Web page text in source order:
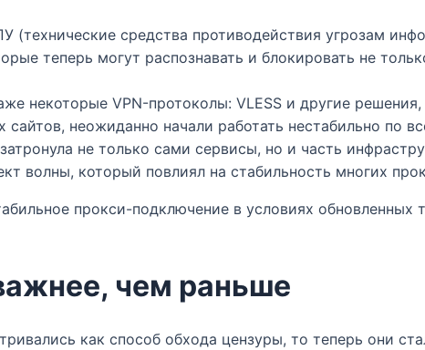
(технические средства противодействия угрозам
теперь могут распознавать и блокировать не
некоторые VPN-протоколы: VLESS и другие
неожиданно начали работать нестабильно по
не только сами сервисы, но и часть
волны, который повлиял на стабильность многих
прокси-подключение в условиях
чем раньше
как способ обхода цензуры, то теперь они